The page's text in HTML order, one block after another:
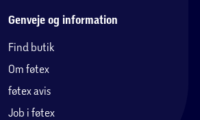
Genveje og information
Find butik
Om føtex
føtex avis
Job i føtex